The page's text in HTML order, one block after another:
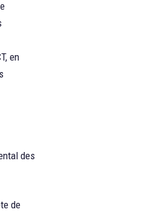
en
des
de